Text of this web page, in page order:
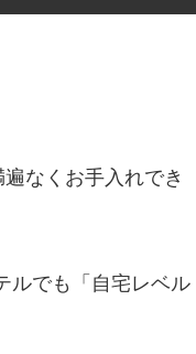
なくお手入れでき
ルでも「自宅レベル